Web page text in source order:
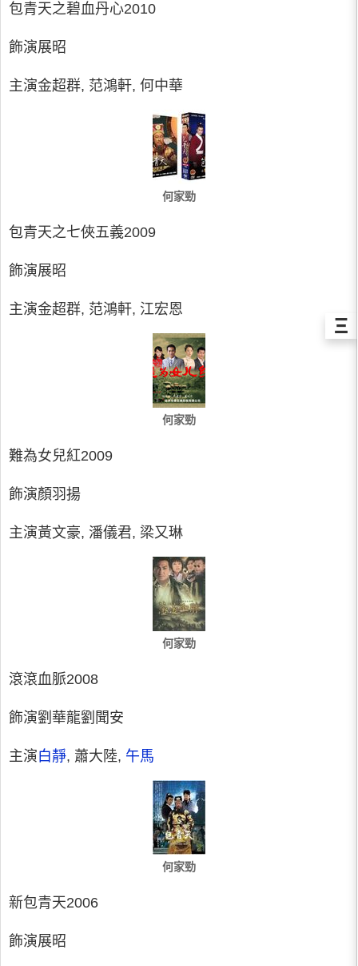
包青天之碧血丹心2010
飾演展昭
主演金超群, 范鴻軒, 何中華
何家勁
包青天之七俠五義2009
飾演展昭
主演金超群, 范鴻軒, 江宏恩
何家勁
難為女兒紅2009
飾演顏羽揚
主演黃文豪, 潘儀君, 梁又琳
何家勁
滾滾血脈2008
飾演劉華龍劉聞安
主演白靜, 蕭大陸, 午馬
何家勁
新包青天2006
飾演展昭
Ξ